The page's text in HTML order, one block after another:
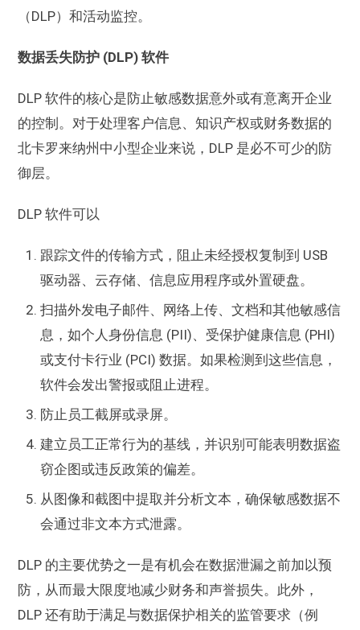
（DLP）和活动监控。
数据丢失防护 (DLP) 软件
DLP 软件的核心是防止敏感数据意外或有意离开企业
的控制。对于处理客户信息、知识产权或财务数据的
北卡罗来纳州中小型企业来说，DLP 是必不可少的防
御层。
DLP 软件可以
跟踪文件的传输方式，阻止未经授权复制到 USB
驱动器、云存储、信息应用程序或外置硬盘。
扫描外发电子邮件、网络上传、文档和其他敏感信
息，如个人身份信息 (PII)、受保护健康信息 (PHI)
或支付卡行业 (PCI) 数据。如果检测到这些信息，
软件会发出警报或阻止进程。
防止员工截屏或录屏。
建立员工正常行为的基线，并识别可能表明数据盗
窃企图或违反政策的偏差。
从图像和截图中提取并分析文本，确保敏感数据不
会通过非文本方式泄露。
DLP 的主要优势之一是有机会在数据泄漏之前加以预
防，从而最大限度地减少财务和声誉损失。此外，
DLP 还有助于满足与数据保护相关的监管要求（例